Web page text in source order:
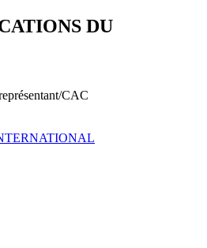
DU
CAC